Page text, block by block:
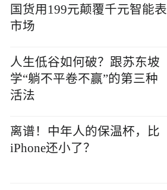
国货用199元颠覆千元智能表
市场
人生低谷如何破？跟苏东坡
学“躺不平卷不赢”的第三种
活法
离谱！中年人的保温杯，比
iPhone还小了？